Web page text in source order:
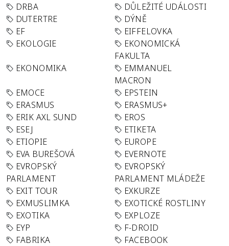
DRBA
DŮLEŽITÉ UDÁLOSTI
DUTERTRE
DÝNĚ
EF
EIFFELOVKA
EKOLOGIE
EKONOMICKÁ
FAKULTA
EKONOMIKA
EMMANUEL
MACRON
EMOCE
EPSTEIN
ERASMUS
ERASMUS+
ERIK AXL SUND
EROS
ESEJ
ETIKETA
ETIOPIE
EUROPE
EVA BUREŠOVÁ
EVERNOTE
EVROPSKÝ
PARLAMENT
EVROPSKÝ
PARLAMENT MLÁDEŽE
EXIT TOUR
EXKURZE
EXMUSLIMKA
EXOTICKÉ ROSTLINY
EXOTIKA
EXPLOZE
EYP
F-DROID
FABRIKA
FACEBOOK